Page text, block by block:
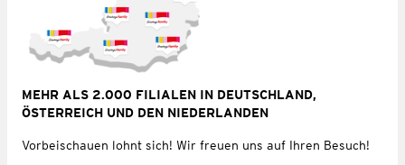
MEHR ALS 2.000 FILIALEN IN DEUTSCHLAND,
ÖSTERREICH UND DEN NIEDERLANDEN
Vorbeischauen lohnt sich! Wir freuen uns auf Ihren Besuch!